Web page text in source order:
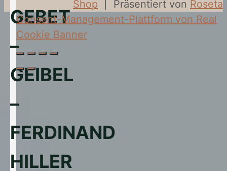
GEBET
–
GEIBEL
–
FERDINAND
HILLER
to
Top
Shop | Präsentiert von Roseta
Consent-Management-Plattform von Real
Cookie Banner